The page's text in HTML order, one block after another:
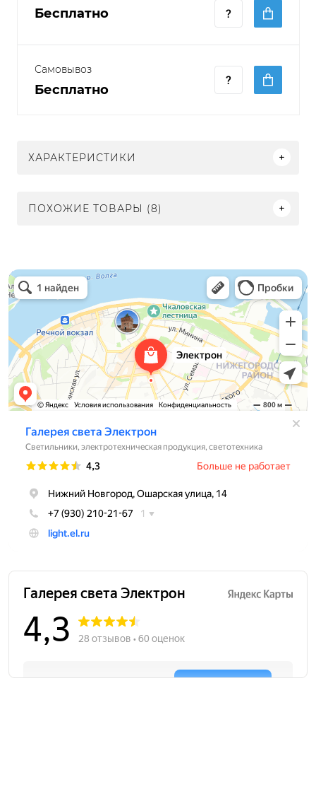
Бесплатно
Самовывоз
Бесплатно
ХАРАКТЕРИСТИКИ
ПОХОЖИЕ ТОВАРЫ (8)
Электрон
Светильники в Нижнем Новгороде
Электротехническая продукция в Нижнем Новгороде